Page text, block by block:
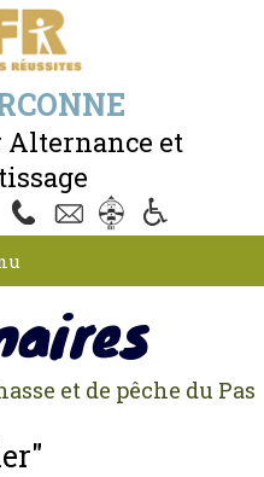
Alternance et
et de pêche du Pas